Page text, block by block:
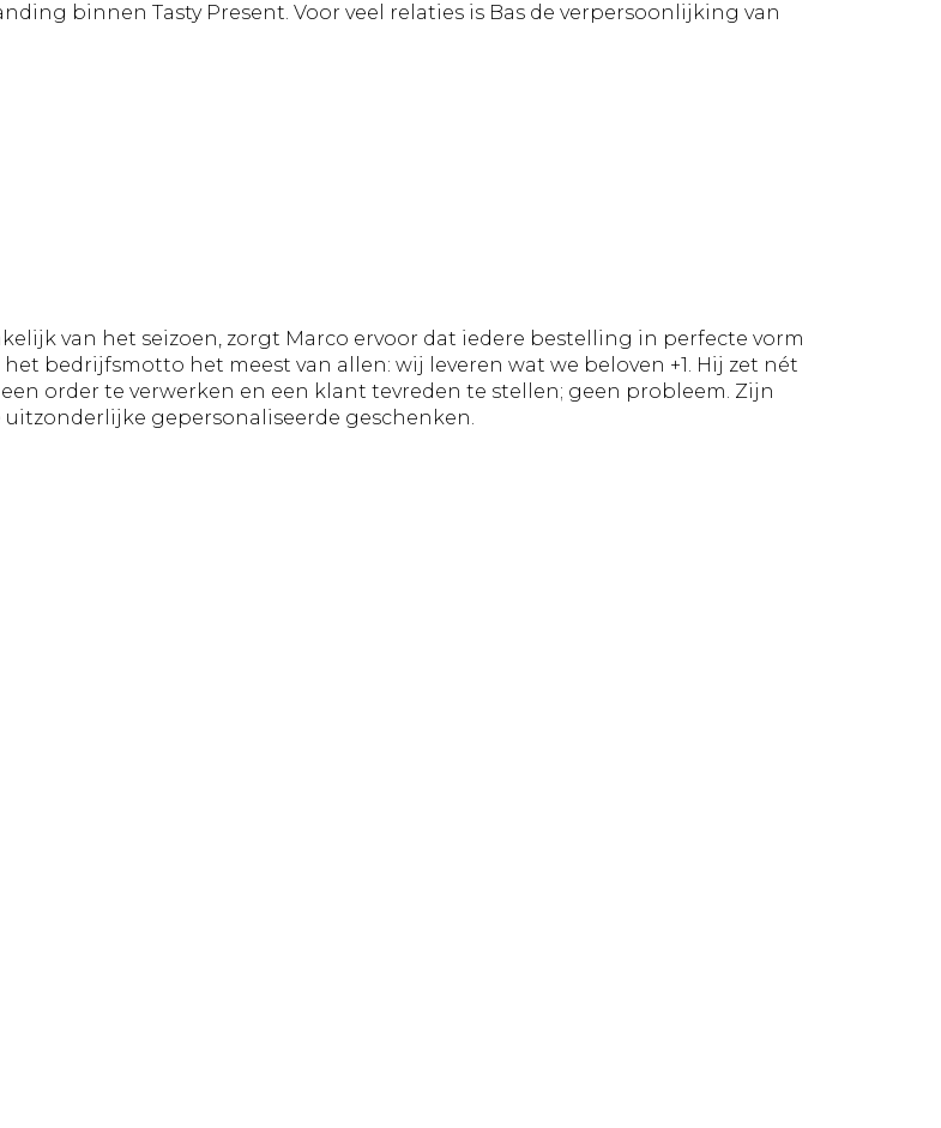
binnen Tasty Present. Voor veel relaties is Bas de verpersoonlijking van
van het seizoen, zorgt Marco ervoor dat iedere bestelling in perfecte vorm
bedrijfsmotto het meest van allen: wij leveren wat we beloven +1. Hij zet nét
order te verwerken en een klant tevreden te stellen; geen probleem. Zijn
gepersonaliseerde geschenken.